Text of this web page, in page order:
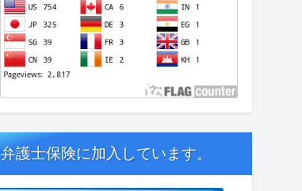
弁護士保険に加入しています。